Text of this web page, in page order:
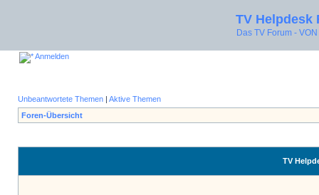
TV Helpdesk
Das TV Forum -
Anmelden
Unbeantwortete Themen | Aktive Themen
Foren-Übersicht
TV